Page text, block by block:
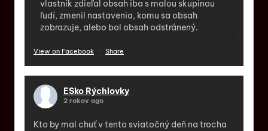
vlastník zdieľal obsah iba s malou skupinou
ľudí, zmenil nastavenia, komu sa obsah
zobrazuje, alebo bol obsah odstránený.
View on Facebook · Share
ESko Rýchlovky
2 rokov ago
Kto by mal chuť v tento sviatočný deň na trocha